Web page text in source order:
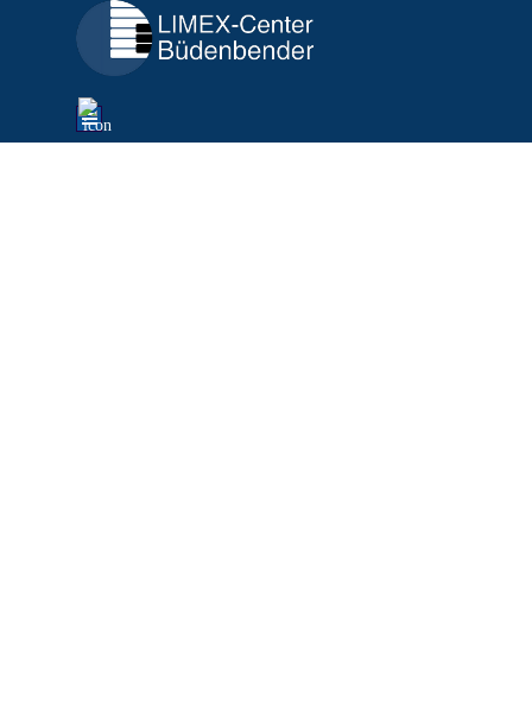
Direkt zum Seiteninhalt
Menü überspringen